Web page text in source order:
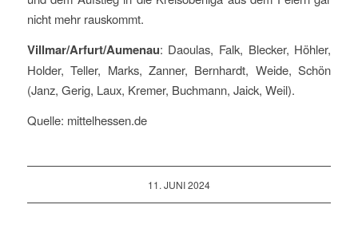
nicht mehr rauskommt.
Villmar/Arfurt/Aumenau: Daoulas, Falk, Blecker, Höhler,
Holder, Teller, Marks, Zanner, Bernhardt, Weide, Schön
(Janz, Gerig, Laux, Kremer, Buchmann, Jaick, Weil).
Quelle: mittelhessen.de
11. JUNI 2024